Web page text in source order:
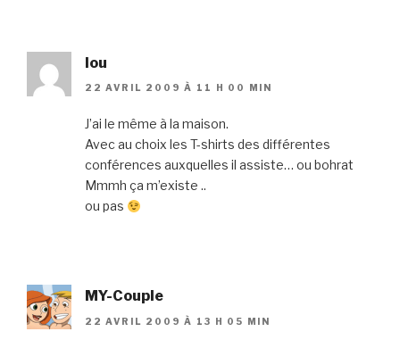
lou
22 AVRIL 2009 À 11 H 00 MIN
J’ai le même à la maison.
Avec au choix les T-shirts des différentes
conférences auxquelles il assiste… ou bohrat
Mmmh ça m’existe ..
ou pas
MY-Couple
22 AVRIL 2009 À 13 H 05 MIN